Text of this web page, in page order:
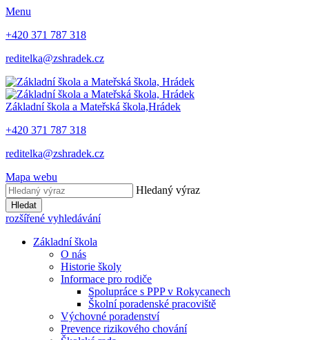
Menu
+420 371 787 318
reditelka@zshradek.cz
Základní škola a Mateřská škola,Hrádek
+420 371 787 318
reditelka@zshradek.cz
Mapa webu
Hledaný výraz
Hledat
rozšířené vyhledávání
Základní škola
O nás
Historie školy
Informace pro rodiče
Spolupráce s PPP v Rokycanech
Školní poradenské pracoviště
Výchovné poradenství
Prevence rizikového chování